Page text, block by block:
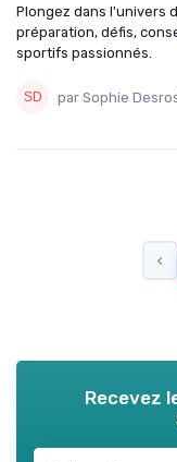
Plongez dans l'univers
préparation, défis,
sportifs passionnés.
par Sophie
‹
Recevez